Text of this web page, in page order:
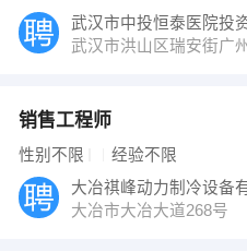
武汉市洪山区瑞安街广
销售工程师
性别不限 经验不限
大冶祺峰动力制冷设备
大冶市大冶大道268号